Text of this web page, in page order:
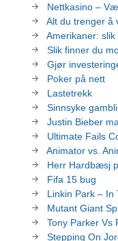
Nettkasino –
Alt du trenger å
Amerikaner:
Slik finner du
Gjør
Poker på nett
Lastetrekk
Sinnsyke
Justin Bieber
Ultimate Fails
Animator vs.
Herr Hardbæsj
Fifa 15 bug
Linkin Park – In
Mutant Giant
Tony Parker Vs
Stepping On